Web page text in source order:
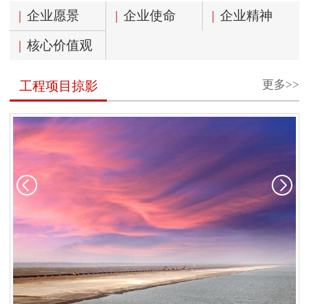
| 企业愿景 | 企业使命 | 企业精神
| 核心价值观
更多>>
工程项目掠影